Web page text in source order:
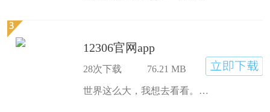
12306官网app
28次下载
76.21 MB
世界这么大，我想去看看。一个人，一条路，人在旅途中，心随景动。12306官网app为你的旅途保驾护航，不管是想旅行还是想回家，铁路12306app上就能一键买车票，让你的出行更方便，更随心。